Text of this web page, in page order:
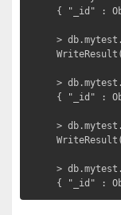
{ "_id" :
>
>
{ "_id" :
>
>
{ "_id" :